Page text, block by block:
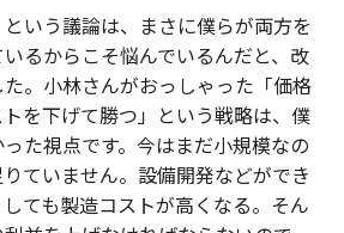
いう議論は、まさに僕らが両方を
るからこそ悩んでいるんだと、改
。小林さんがおっしゃった「価格
を下げて勝つ」という戦略は、僕
た視点です。今はまだ小規模なの
ていません。設備開発などができ
ても製造コストが高くなる。そん